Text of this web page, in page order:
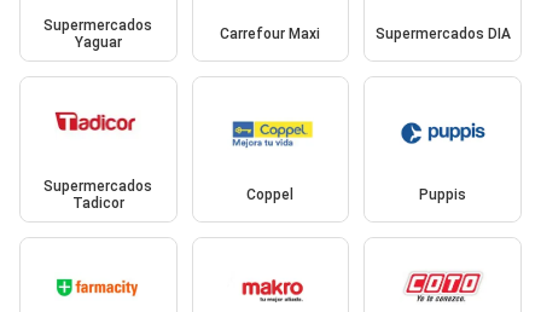
Supermercados
Yaguar
Carrefour Maxi Supermercados DIA
Supermercados
Tadicor
Coppel Puppis